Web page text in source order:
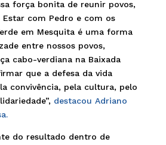
força bonita de reunir povos,
com Pedro e com os
em Mesquita é uma forma
entre nossos povos,
cabo-verdiana na Baixada
que a defesa da vida
convivência, pela cultura, pelo
destacou Adriano
do resultado dentro de